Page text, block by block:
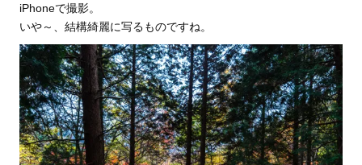
iPhoneで撮影。
いや～、結構綺麗に写るものですね。